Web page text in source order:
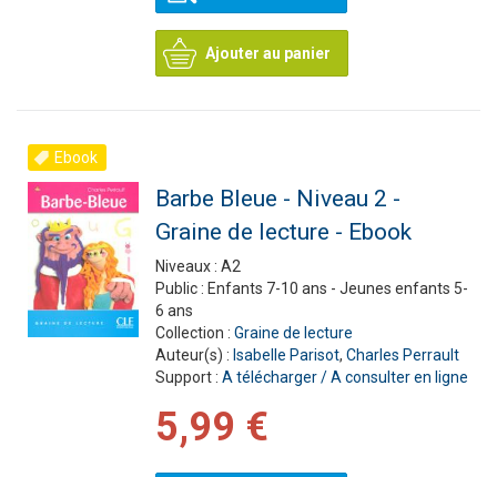
Ajouter au panier
Ebook
Barbe Bleue - Niveau 2 -
Graine de lecture - Ebook
Niveaux : A2
Public : Enfants 7-10 ans - Jeunes enfants 5-
6 ans
Collection : Graine de lecture
Auteur(s) : Isabelle Parisot, Charles Perrault
Support : A télécharger / A consulter en ligne
5,99 €